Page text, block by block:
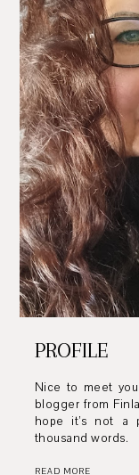
PROFILE
Nice to meet
blogger from
hope it’s not a
thousand words.
READ MORE